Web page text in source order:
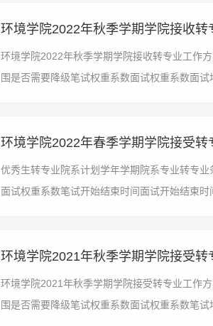
环境学院2022年秋季学期学院接收转
环境学院2022年秋季学期学院接收转专业工作
围是否需要降级笔试权重系数面试权重系数面试
环境学院2022年春季学期学院接受转
优秀生转专业院系计划学年学期院系专业转专
面试权重系数笔试开始结束时间面试开始结束
环境学院2021年秋季学期学院接受转
环境学院2021年秋季学期学院接受转专业工作
围是否需要降级笔试权重系数面试权重系数笔